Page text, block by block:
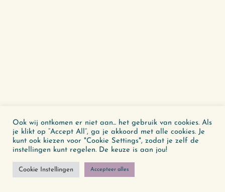
Ook wij ontkomen er niet aan... het gebruik van cookies. Als
je klikt op “Accept All”, ga je akkoord met alle cookies. Je
kunt ook kiezen voor "Cookie Settings", zodat je zelf de
instellingen kunt regelen. De keuze is aan jou!
Cookie Instellingen Accepteer alles